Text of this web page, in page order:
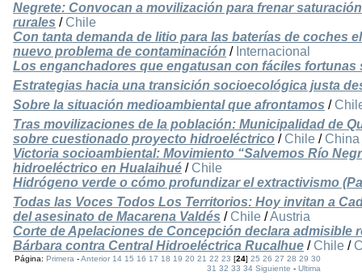
Negrete: Convocan a movilización para frenar
rurales / Chile
Con tanta demanda de litio para las baterías de coches
nuevo problema de contaminación / Internacional
Los enganchadores que engatusan con fáciles fortunas
Estrategias hacia una transición socioecológica justa
Sobre la situación medioambiental que afrontamos /
Tras movilizaciones de la población: Municipalidad de
sobre cuestionado proyecto hidroeléctrico / Chile / China
Victoria socioambiental: Movimiento “Salvemos Río
hidroeléctrico en Hualaihué / Chile
Hidrógeno verde o cómo profundizar el extractivismo
Todas las Voces Todos Los Territorios: Hoy invitan a
del asesinato de Macarena Valdés / Chile /Austria
Corte de Apelaciones de Concepción declara admisible
Bárbara contra Central Hidroeléctrica Rucalhue / Chile /
Página:Primera -Anterior 14 15 16 17 18 19 20 21 22 23 [24]25 26 27 28 29 30
31 32 33 34 Siguiente -Ultima